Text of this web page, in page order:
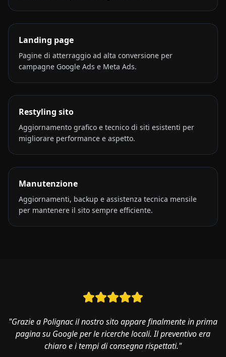
Landing page
Pagine di atterraggio ad alta conversione per
campagne Google Ads e Meta Ads.
Restyling sito
Aggiornamento grafico e tecnico di siti esistenti per
migliorare performance e aspetto.
Manutenzione
Aggiornamenti, backup e assistenza tecnica mensile
per mantenere il sito sempre efficiente.
"Grazie a Polignac il nostro sito appare finalmente in prima
pagina su Google per le ricerche locali. Il preventivo era
chiaro e i tempi di consegna rispettati."